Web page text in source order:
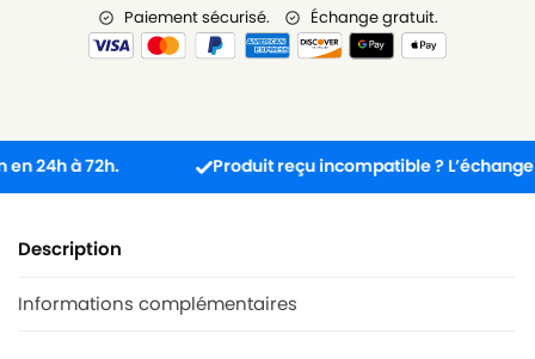
Paiement sécurisé. Échange gratuit.
à 72h. Produit reçu incompatible ? L’échange est
Description
Informations complémentaires